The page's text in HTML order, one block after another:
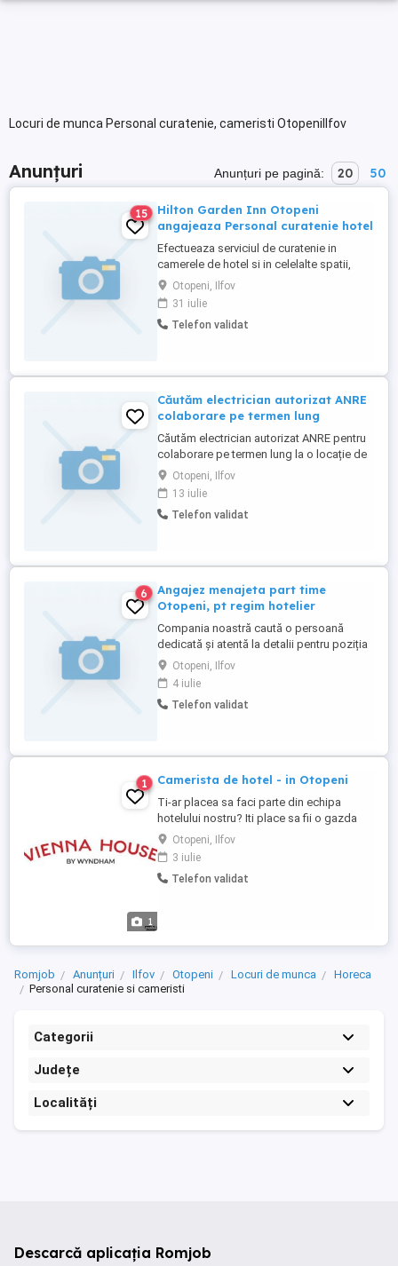
Locuri de munca Personal curatenie, cameristi OtopeniIlfov
Anunțuri Anunțuri pe pagină: 20 50
15
Hilton Garden Inn Otopeni
angajeaza Personal curatenie hotel
Efectueaza serviciul de curatenie in
camerele de hotel si in celelalte spatii,
conform programarii. Experienta
anterioara reprezinta un avantaj. Oferim
pachet salarial competitiv - tichete de
masa, decont transport, servicii medicale,
Otopeni, Ilfov
31 iulie
Telefon validat
Căutăm electrician autorizat ANRE
colaborare pe termen lung
Căutăm electrician autorizat ANRE pentru
colaborare pe termen lung la o locație de
evenimente. Responsabilități: Verificări
periodice ale instalațiilor electrice
interioare și exterioare; Intervenții de
mentenanță și remediere a eventualelor
Otopeni, Ilfov
13 iulie
Telefon validat
6
Angajez menajeta part time
Otopeni, pt regim hotelier
Compania noastră caută o persoană
dedicată și atentă la detalii pentru poziția
de Menajer(ă) Part-Time, cu
responsabilități în gestionarea curățeniei
și întreținerii spațiilor destinate regimului
hotelier. Rolul presupune asigurarea unui
Otopeni, Ilfov
4 iulie
Telefon validat
1
1 Camerista de hotel - in Otopeni
Ti-ar placea sa faci parte din echipa
hotelului nostru? Iti place sa fii o gazda
buna si sa iti desfasori activitatea cu buna
dispozitie si zambitoare... Locuiesti in
apropierea hotelului, in judetul Ilfov
(Otopeni, Balotesti, Peris, Snagov) Te
Otopeni, Ilfov
3 iulie
Telefon validat
Romjob Anunțuri Ilfov Otopeni Locuri de munca
Horeca
Personal curatenie si cameristi
Categorii
Județe
Localități
Descarcă aplicația Romjob